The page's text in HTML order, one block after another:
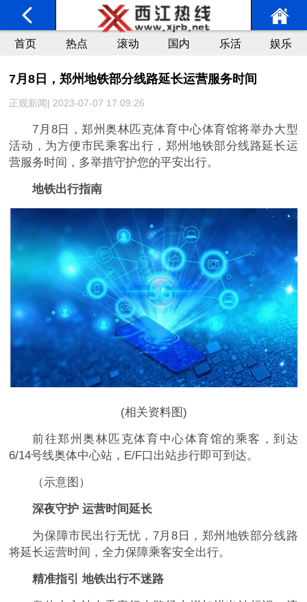
首页 热点 滚动 国内 乐活 娱乐
7月8日，郑州地铁部分线路延长运营服务时间
正观新闻| 2023-07-07 17:09:26
7月8日，郑州奥林匹克体育中心体育馆将举办大型
活动，为方便市民乘客出行，郑州地铁部分线路延长运
营服务时间，多举措守护您的平安出行。
地铁出行指南
(相关资料图)
前往郑州奥林匹克体育中心体育馆的乘客，到达
6/14号线奥体中心站，E/F口出站步行即可到达。
（示意图）
深夜守护 运营时间延长
为保障市民出行无忧，7月8日，郑州地铁部分线路
将延长运营时间，全力保障乘客安全出行。
精准指引 地铁出行不迷路